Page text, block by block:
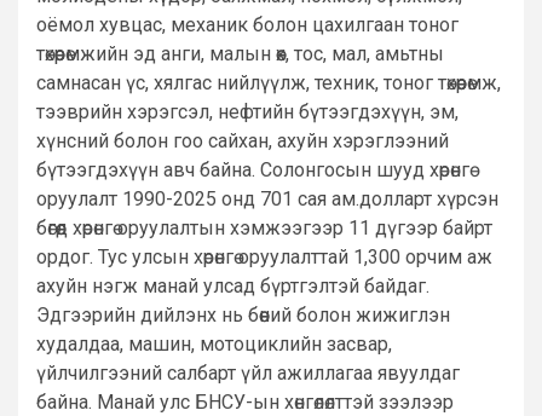
оёмол хувцас, механик болон цахилгаан тоног
төхөөрөмжийн эд анги, малын өөх, тос, мал, амьтны
самнасан үс, хялгас нийлүүлж, техник, тоног төхөөрөмж,
тээврийн хэрэгсэл, нефтийн бүтээгдэхүүн, эм,
хүнсний болон гоо сайхан, ахуйн хэрэглээний
бүтээгдэхүүн авч байна. Солонгосын шууд хөрөнгө
оруулалт 1990-2025 онд 701 сая ам.долларт хүрсэн
бөгөөд хөрөнгө оруулалтын хэмжээгээр 11 дүгээр байрт
ордог. Тус улсын хөрөнгө оруулалттай 1,300 орчим аж
ахуйн нэгж манай улсад бүртгэлтэй байдаг.
Эдгээрийн дийлэнх нь бөөний болон жижиглэн
худалдаа, машин, мотоциклийн засвар,
үйлчилгээний салбарт үйл ажиллагаа явуулдаг
байна. Манай улс БНСУ-ын хөнгөлөлттэй зээлээр